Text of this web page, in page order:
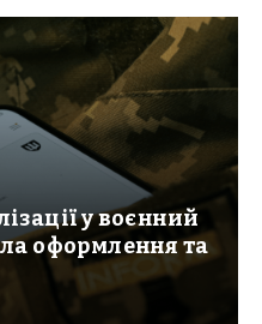
у воєнний
оформлення та